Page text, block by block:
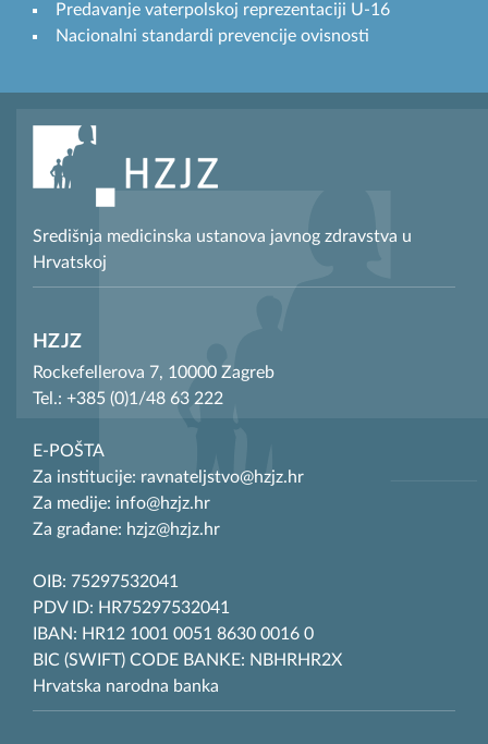
Predavanje vaterpolskoj reprezentaciji U-16
Nacionalni standardi prevencije ovisnosti
Središnja medicinska ustanova javnog zdravstva u
Hrvatskoj
HZJZ
Rockefellerova 7, 10000 Zagreb
Tel.: +385 (0)1/48 63 222
E-POŠTA
Za institucije: ravnateljstvo@hzjz.hr
Za medije: info@hzjz.hr
Za građane: hzjz@hzjz.hr
OIB: 75297532041
PDV ID: HR75297532041
IBAN: HR12 1001 0051 8630 0016 0
BIC (SWIFT) CODE BANKE: NBHRHR2X
Hrvatska narodna banka